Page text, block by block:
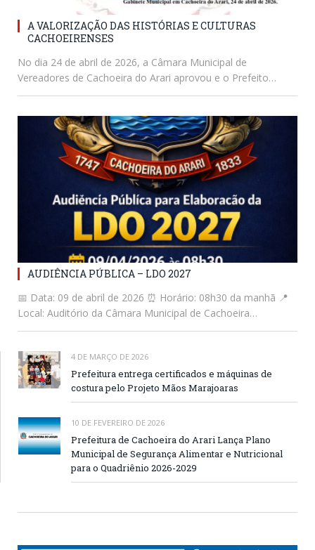
A VALORIZAÇÃO DAS HISTÓRIAS E CULTURAS
CACHOEIRENSES
No dia 24 de abril de 2026, a Câmara Municipal de
Vereadores de Cachoeira do Arari aprovou e o Prefeito…
AUDIÊNCIA PÚBLICA – LDO 2027
📅 Data: 09 de abril de 2026 ⏰ Horário: 08h30 da manhã 📍
Local: Auditório da Câmara Municipal de Cachoeira…
4 DE MARÇO DE 2026
Prefeitura entrega certificados e máquinas de
costura pelo Projeto Mãos Marajoaras
10 DE FEVEREIRO DE 2026
Prefeitura de Cachoeira do Arari Lança Plano
Municipal de Segurança Alimentar e Nutricional
para o Quadriênio 2026-2029